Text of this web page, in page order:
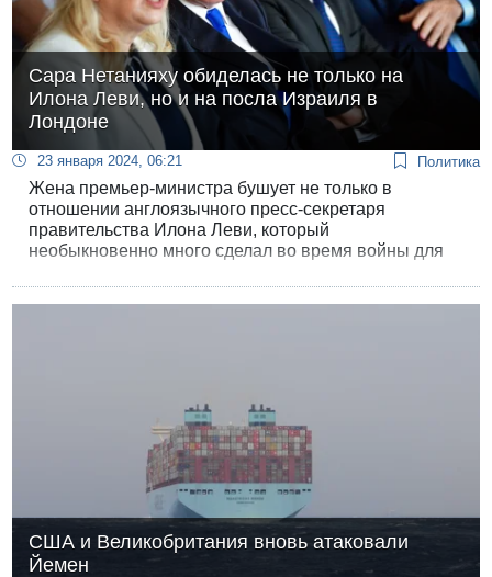
Сара Нетанияху обиделась не только на
Илона Леви, но и на посла Израиля в
Лондоне
23 января 2024, 06:21 Политика
Жена премьер-министра бушует не только в
отношении англоязычного пресс-секретаря
правительства Илона Леви, который
необыкновенно много сделал во время войны для
канал.
США и Великобритания вновь атаковали
Йемен